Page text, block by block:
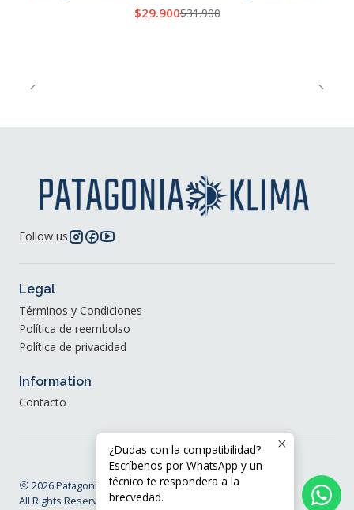
$29.900$31.900
Follow us
Legal
Términos y Condiciones
Política de reembolso
Política de privacidad
Information
Contacto
2026 Patagonia Klima®.
All Rights Reserved.Powered by Jumpseller
¿Dudas con la compatibilidad?
Escríbenos por WhatsApp y un
técnico te respondera a la
brecvedad.